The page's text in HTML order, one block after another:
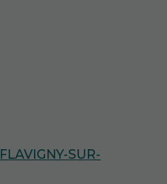
FLAVIGNY-SUR-